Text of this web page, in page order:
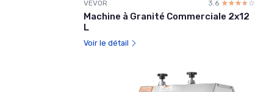
VEVOR 3.6 ☆☆☆☆☆
★★★★★
Machine à Granité Commerciale 2x12
L
Voir le détail